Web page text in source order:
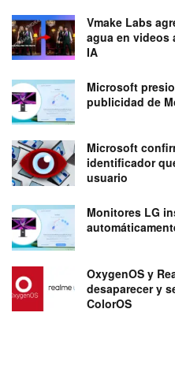
Vmake Labs
agua en videos
IA
Microsoft
publicidad de
Microsoft
identificador
usuario
Monitores LG
OxygenOS y
desaparecer y
ColorOS